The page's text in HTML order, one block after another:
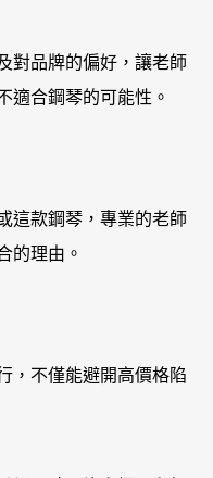
對品牌的偏好，讓老師
適合鋼琴的可能性。
這款鋼琴，專業的老師
的理由。
，不僅能避開高價格陷